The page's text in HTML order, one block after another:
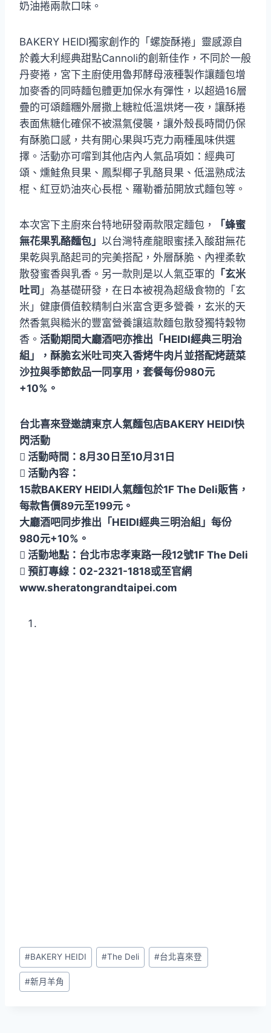
奶油捲兩款口味。
BAKERY HEIDI獨家創作的「螺旋酥捲」靈感源自
於義大利經典甜點Cannoli的創新佳作，不同於一般
丹麥捲，宮下主廚使用魯邦酵母液種製作讓麵包增
加麥香的同時麵包體更加保水有彈性，以超過16層
疊的可頌麵糰外層撒上糖粒低溫烘烤一夜，讓酥捲
表面焦糖化確保不被濕氣侵襲，讓外殼長時間仍保
有酥脆口感，共有開心果與巧克力兩種風味供選
擇。活動亦可嚐到其他店內人氣品項如：經典可
頌、燻鮭魚貝果、鳳梨椰子乳酪貝果、低溫熟成法
棍、紅豆奶油夾心長棍、羅勒番茄開放式麵包等。
本次宮下主廚來台特地研發兩款限定麵包，
「蜂蜜
無花果乳酪麵包」 以台灣特產龍眼蜜揉入酸甜無花
果乾與乳酪起司的完美搭配，外層酥脆、內裡柔軟
散發蜜香與乳香。另一款則是以人氣亞軍的 「玄米
吐司 」為基礎研發，在日本被視為超級食物的「玄
米」健康價值較精制白米富含更多營養，玄米的天
然香氣與糙米的豐富營養讓這款麵包散發獨特穀物
香。 活動期間大廳酒吧亦推出「HEIDI經典三明治
組」，酥脆玄米吐司夾入香烤牛肉片並搭配烤蔬菜
沙拉與季節飲品一同享用，套餐每份980元
+10%。
台北喜來登邀請東京人氣麵包店BAKERY HEIDI快
閃活動
 活動時間：8月30日至10月31日
 活動內容：
15款BAKERY HEIDI人氣麵包於1F The Deli販售，
每款售價89元至199元。
大廳酒吧同步推出「HEIDI經典三明治組」每份
980元+10%。
 活動地點：台北市忠孝東路一段12號1F The Deli
 預訂專線：02-2321-1818或至官網
www.sheratongrandtaipei.com
Post
Tags:
#BAKERY HEIDI #The Deli #台北喜來登
#新月羊角